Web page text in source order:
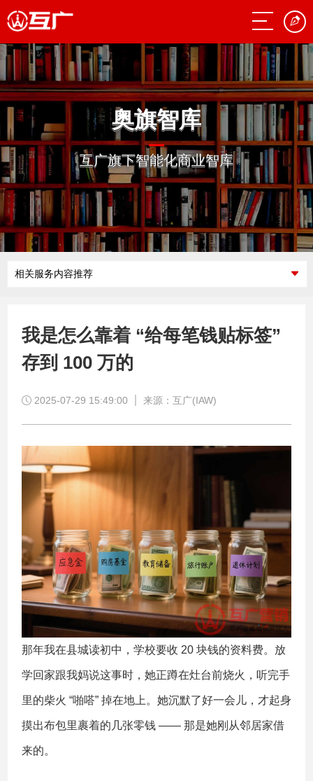
奥旗智库
互广旗下智能化商业智库
相关服务内容推荐
我是怎么靠着 “给每笔钱贴标签”
存到 100 万的
2025-07-29 15:49:00 来源：互广(IAW)
那年我在县城读初中，学校要收 20 块钱的资料费。放
学回家跟我妈说这事时，她正蹲在灶台前烧火，听完手
里的柴火 “啪嗒” 掉在地上。她沉默了好一会儿，才起身
摸出布包里裹着的几张零钱 —— 那是她刚从邻居家借
来的。